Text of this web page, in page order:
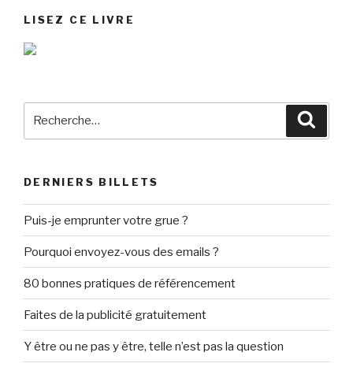
LISEZ CE LIVRE
DERNIERS BILLETS
Puis-je emprunter votre grue ?
Pourquoi envoyez-vous des emails ?
80 bonnes pratiques de référencement
Faites de la publicité gratuitement
Y être ou ne pas y être, telle n’est pas la question